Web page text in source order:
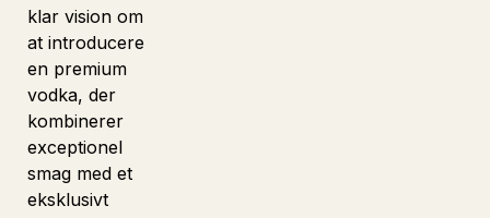
klar vision om
at introducere
en premium
vodka, der
kombinerer
exceptionel
smag med et
eksklusivt